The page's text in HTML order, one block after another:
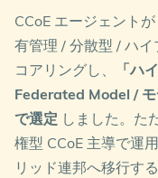
WL） /
14%（3 WL、
3 フェーズ ロ
Landing Zone
2（7〜18 ヶ月
満了対応）→
Rearchitect/
CCoE エージェント
有管理 / 分散型 / ハ
コアリングし、
「ハ
Federated Model /
で選定 しました。た
権型 CCoE 主導で運
リッド連邦へ移行す